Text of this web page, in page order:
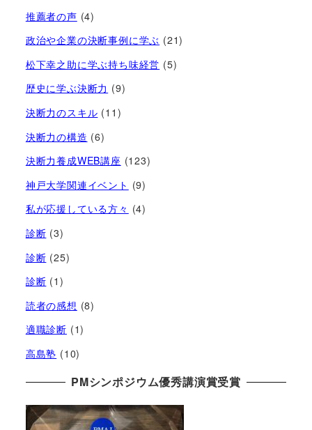
推薦者の声 (4)
政治や企業の決断事例に学ぶ (21)
松下幸之助に学ぶ持ち味経営 (5)
歴史に学ぶ決断力 (9)
決断力のスキル (11)
決断力の構造 (6)
決断力養成WEB講座 (123)
神戸大学関連イベント (9)
私が応援している方々 (4)
診断 (3)
診断 (25)
診断 (1)
読者の感想 (8)
適職診断 (1)
高島塾 (10)
PMシンポジウム優秀講演賞受賞